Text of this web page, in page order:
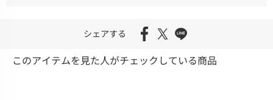
シェアする
このアイテムを見た人がチェックしている商品